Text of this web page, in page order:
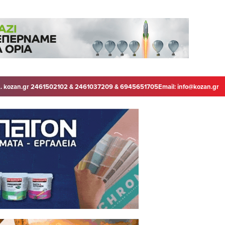
kozan.gr 2461502102 & 2461037209 & 6945651705Email:info@kozan.gr